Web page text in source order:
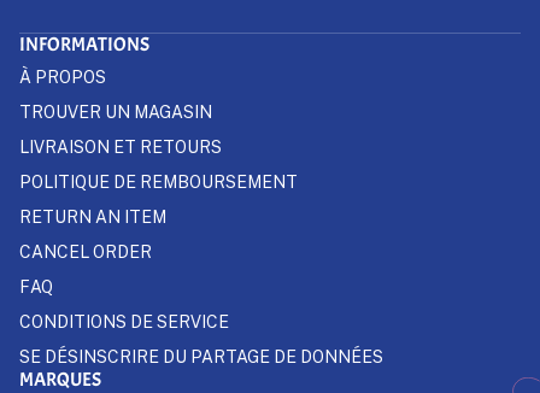
INFORMATIONS
À PROPOS
TROUVER UN MAGASIN
LIVRAISON ET RETOURS
POLITIQUE DE REMBOURSEMENT
RETURN AN ITEM
CANCEL ORDER
FAQ
CONDITIONS DE SERVICE
SE DÉSINSCRIRE DU PARTAGE DE DONNÉES
MARQUES